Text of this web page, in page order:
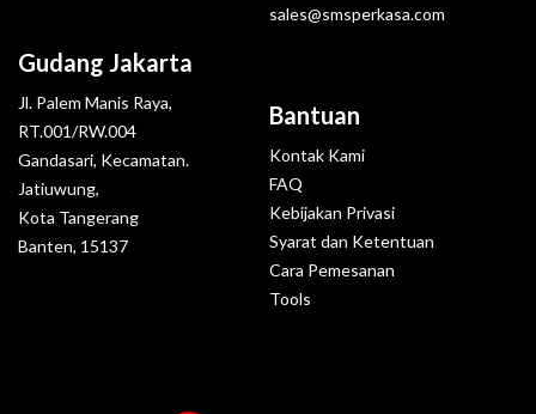
Gudang Jakarta
Jl. Palem Manis Raya,
RT.001/RW.004
Gandasari, Kecamatan.
Jatiuwung,
Kota Tangerang
Banten, 15137
sales@smsperkasa.com
Bantuan
Kontak Kami
FAQ
Kebijakan Privasi
Syarat dan Ketentuan
Cara Pemesanan
Tools